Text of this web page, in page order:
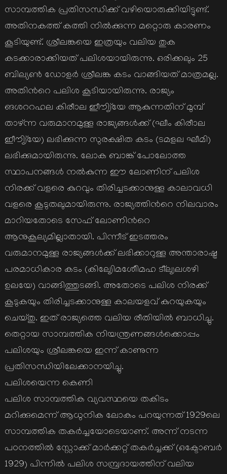
സാമ്പത്തിക പ്രതിസന്ധിക്ക് വഴിയൊരുക്കിയിട്ടുണ്ട്.
അതിനകത്ത് കത്തി നില്‍ക്കുന്ന മറ്റൊരു കാരണം
കൂടിയുണ്ട്. ശ്രീലങ്കയെ ഇത്രയും വലിയ തുക
കടക്കാരാക്കിയത് പലിശയായിരുന്നു. ഒരിക്കലും 25
ബില്യണ്‍ ഡോളര്‍ ശ്രീലങ്ക കടം വാങ്ങിയത് മാത്രമല്ല.
അതിന്‍റെ പലിശ കൂടിയായിരുന്നു. രാജ്യം
ങശററഹല കിരീാല ഇീൗിൃ്യേ ആകുന്നതിന് മുമ്പ്
താഴ്ന്ന വരുമാനമുള്ള രാജ്യങ്ങള്‍ക്ക് (ഘീം കിരീാല
ഇീൗിൃ്യേ) ലഭിക്കുന്ന സുരക്ഷിത കടം (ടമളല ഘീമി)
ലഭിക്കുമായിരുന്നു. ലോക ബാങ്ക് പോലോത്ത
സ്ഥാപനങ്ങള്‍ നല്‍കുന്ന ഈ ലോണിന് പലിശ
നിരക്ക് വളരെ കുറവും തിരിച്ചടക്കാനുള്ള കാലാവധി
വളരെ കൂടുതലുമായിരുന്നു. രാജ്യത്തിന്‍റെ നിലവാരം
മാറിയതോടെ സേഫ് ലോണിന്‍റെ
ആനുകൂല്യമില്ലാതായി. പിന്നീട് ഇടത്തരം
വരുമാനമുള്ള രാജ്യങ്ങള്‍ക്ക് ലഭിക്കാറുള്ള അന്താരാഷ്ട്ര
പരമാധികാര കടം (കിലേൃിമശേീിമഹ ടീ്ലൃലശഴി
ഉലയേ) വാങ്ങിത്തുടങ്ങി. അതോടെ പലിശ നിരക്ക്
കൂടുകയും തിരിച്ചടക്കാനുള്ള കാലയളവ് കുറയുകയും
ചെയ്തു. ഇത് രാജ്യത്തെ വലിയ രീതിയില്‍ ബാധിച്ചു.
തെറ്റായ സാമ്പത്തിക നിയന്ത്രണങ്ങള്‍ക്കൊപ്പം
പലിശയും ശ്രീലങ്കയെ ഇന്ന് കാണുന്ന
പ്രതിസന്ധിയിലേക്കാനയിച്ചു.
പലിശയെന്ന കെണി
പലിശ സാമ്പത്തിക വ്യവസ്ഥയെ തകിടം
മറിക്കുമെന്ന് ആധുനിക ലോകം പറയുന്നത് 1929ലെ
സാമ്പത്തിക തകര്‍ച്ചയോടെയാണ്. അന്ന് നടന്ന
പഠനത്തില്‍ സ്റ്റോക്ക് മാര്‍ക്കറ്റ് തകര്‍ച്ചക്ക് (ഒക്ടോബര്‍
1929) പിന്നില്‍ പലിശ സമ്പ്രദായത്തിന് വലിയ